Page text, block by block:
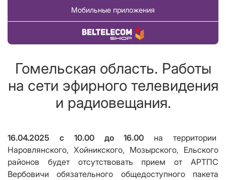
Мобильные приложения
Купить товар
Гомельская область. Работы
на сети эфирного телевидения
и радиовещания.
16.04.2025 с 10.00 до 16.00 на территории
Наровлянского, Хойникского, Мозырского, Ельского
районов будет отсутствовать прием от АРТПС
Вербовичи обязательного общедоступного пакета